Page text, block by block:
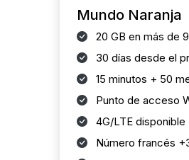
Mundo Naranja
20 GB en más de
30 días desde el
15 minutos + 50
Punto de acceso
4G/LTE disponible
Número francés